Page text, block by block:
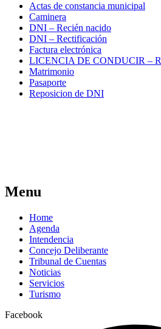
Actas de constancia municipal
Caminera
DNI – Recién nacido
DNI – Rectificación
Factura electrónica
LICENCIA DE CONDUCIR –
Matrimonio
Pasaporte
Reposicion de DNI
Menu
Home
Agenda
Intendencia
Concejo Deliberante
Tribunal de Cuentas
Noticias
Servicios
Turismo
Facebook